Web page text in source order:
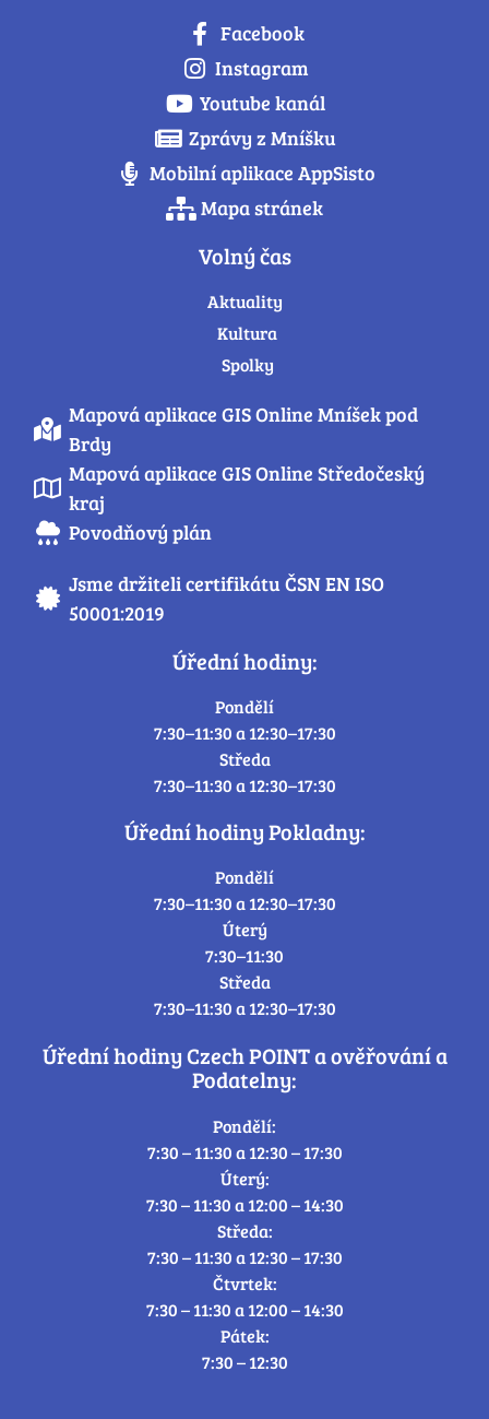
Facebook
Instagram
Youtube kanál
Zprávy z Mníšku
Mobilní aplikace AppSisto
Mapa stránek
Volný čas
Aktuality
Kultura
Spolky
Mapová aplikace GIS Online Mníšek pod
Brdy
Mapová aplikace GIS Online Středočeský
kraj
Povodňový plán
Jsme držiteli certifikátu ČSN EN ISO
50001:2019
Úřední hodiny:
Pondělí
7:30–11:30 a 12:30–17:30
Středa
7:30–11:30 a 12:30–17:30
Úřední hodiny Pokladny:
Pondělí
7:30–11:30 a 12:30–17:30
Úterý
7:30–11:30
Středa
7:30–11:30 a 12:30–17:30
Úřední hodiny Czech POINT a ověřování a
Podatelny:
Pondělí:
7:30 – 11:30 a 12:30 – 17:30
Úterý:
7:30 – 11:30 a 12:00 – 14:30
Středa:
7:30 – 11:30 a 12:30 – 17:30
Čtvrtek:
7:30 – 11:30 a 12:00 – 14:30
Pátek:
7:30 – 12:30